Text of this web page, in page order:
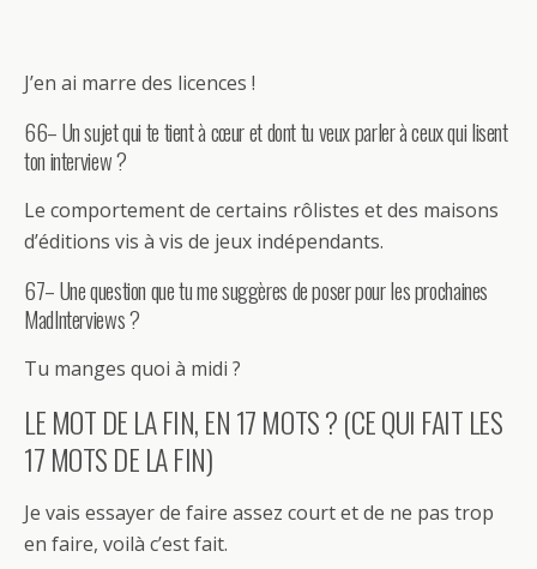
J’en ai marre des licences !
66– Un sujet qui te tient à cœur et dont tu veux parler à ceux qui lisent
ton interview ?
Le comportement de certains rôlistes et des maisons
d’éditions vis à vis de jeux indépendants.
67– Une question que tu me suggères de poser pour les prochaines
MadInterviews ?
Tu manges quoi à midi ?
LE MOT DE LA FIN, EN 17 MOTS ? (CE QUI FAIT LES
17 MOTS DE LA FIN)
Je vais essayer de faire assez court et de ne pas trop
en faire, voilà c’est fait.